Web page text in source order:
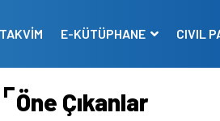
E-KÜTÜPHANE CIVIL
Öne Çıkanlar